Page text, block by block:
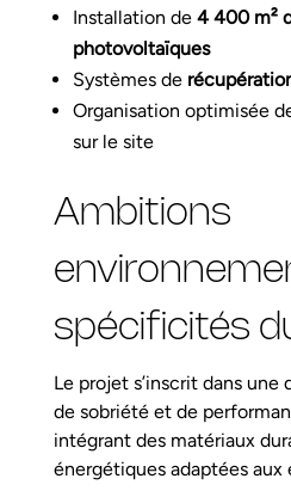
Installation de 4 400 m²
photovoltaïques
Systèmes de
Organisation optimisée
sur le site
Ambitions
spécificités
Le projet s’inscrit dans
de sobriété et de
intégrant des matériaux
énergétiques adaptées aux